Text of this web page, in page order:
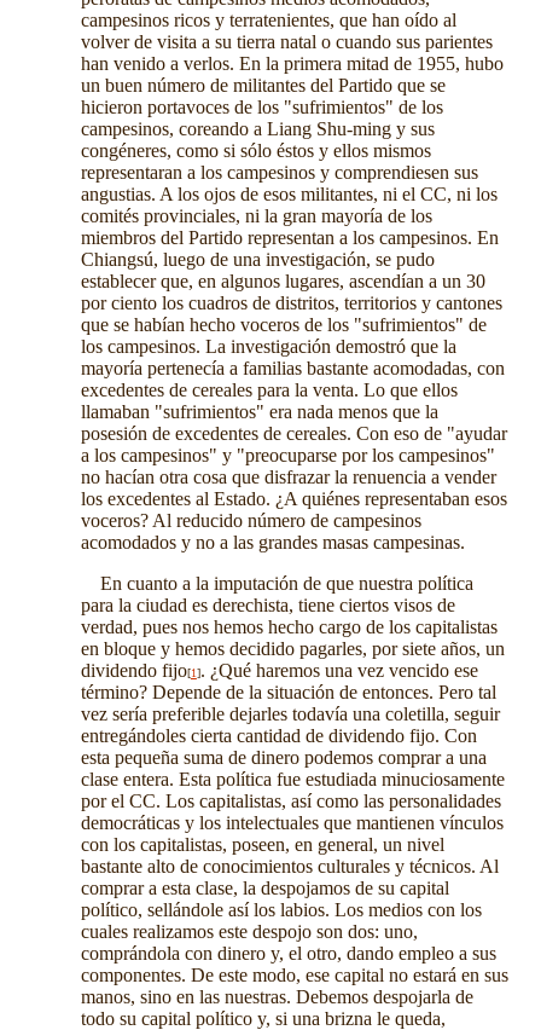
campesinos ricos y terratenientes, que han oído al
volver de visita a su tierra natal o cuando sus parientes
han venido a verlos. En la primera mitad de 1955, hubo
un buen número de militantes del Partido que se
hicieron portavoces de los "sufrimientos" de los
campesinos, coreando a Liang Shu-ming y sus
congéneres, como si sólo éstos y ellos mismos
representaran a los campesinos y comprendiesen sus
angustias. A los ojos de esos militantes, ni el CC, ni los
comités provinciales, ni la gran mayoría de los
miembros del Partido representan a los campesinos. En
Chiangsú, luego de una investigación, se pudo
establecer que, en algunos lugares, ascendían a un 30
por ciento los cuadros de distritos, territorios y cantones
que se habían hecho voceros de los "sufrimientos" de
los campesinos. La investigación demostró que la
mayoría pertenecía a familias bastante acomodadas, con
excedentes de cereales para la venta. Lo que ellos
llamaban "sufrimientos" era nada menos que la
posesión de excedentes de cereales. Con eso de "ayudar
a los campesinos" y "preocuparse por los campesinos"
no hacían otra cosa que disfrazar la renuencia a vender
los excedentes al Estado. ¿A quiénes representaban esos
voceros? Al reducido número de campesinos
acomodados y no a las grandes masas campesinas.
En cuanto a la imputación de que nuestra política
para la ciudad es derechista, tiene ciertos visos de
verdad, pues nos hemos hecho cargo de los capitalistas
en bloque y hemos decidido pagarles, por siete años, un
dividendo fijo[1]. ¿Qué haremos una vez vencido ese
término? Depende de la situación de entonces. Pero tal
vez sería preferible dejarles todavía una coletilla, seguir
entregándoles cierta cantidad de dividendo fijo. Con
esta pequeña suma de dinero podemos comprar a una
clase entera. Esta política fue estudiada minuciosamente
por el CC. Los capitalistas, así como las personalidades
democráticas y los intelectuales que mantienen vínculos
con los capitalistas, poseen, en general, un nivel
bastante alto de conocimientos culturales y técnicos. Al
comprar a esta clase, la despojamos de su capital
político, sellándole así los labios. Los medios con los
cuales realizamos este despojo son dos: uno,
comprándola con dinero y, el otro, dando empleo a sus
componentes. De este modo, ese capital no estará en sus
manos, sino en las nuestras. Debemos despojarla de
todo su capital político y, si una brizna le queda,